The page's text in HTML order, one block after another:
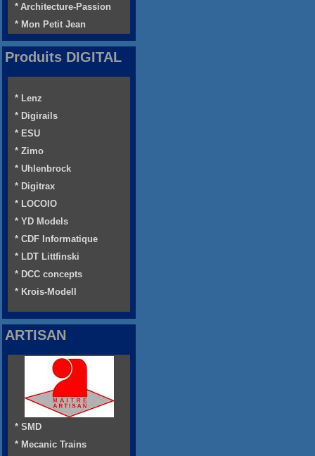
* Architecture-Passion
* Mon Petit Jean
Produits DIGITAL
* Lenz
* Digirails
* ESU
* Zimo
* Uhlenbrock
* Digitrax
* LOCOIO
* YD Models
* CDF Informatique
* LDT Littfinski
* DCC concepts
* Krois-Modell
ARTISAN
* SMD
* Mecanic Trains